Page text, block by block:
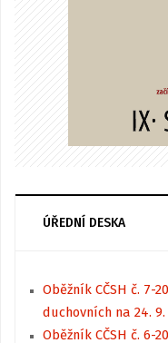
ÚŘEDNÍ DESKA
Oběžník CČSH č. 7-
duchovních na 24. 9.
Oběžník CČSH č. 6-